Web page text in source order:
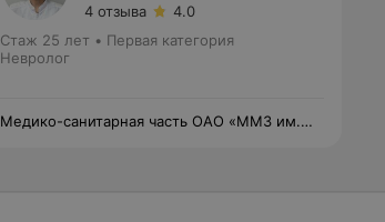
4 отзыва
4.0
Стаж 25 лет • Первая категория
Невролог
Медико-санитарная часть ОАО «ММЗ им.